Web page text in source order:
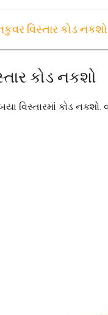
વિસ્તાર કોડ નકશો
કોડ નકશો
વિસ્તારમાં કોડ